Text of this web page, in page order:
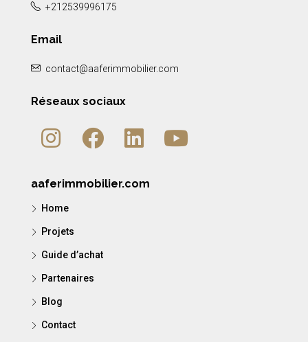
+212539996175
Email
contact@aaferimmobilier.com
Réseaux sociaux
aaferimmobilier.com
Home
Projets
Guide d’achat
Partenaires
Blog
Contact